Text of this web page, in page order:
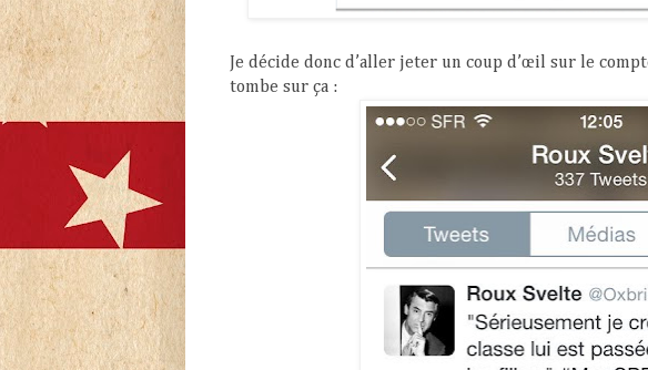
Je décide donc d’aller jeter un coup d’œil sur le
tombe sur ça :